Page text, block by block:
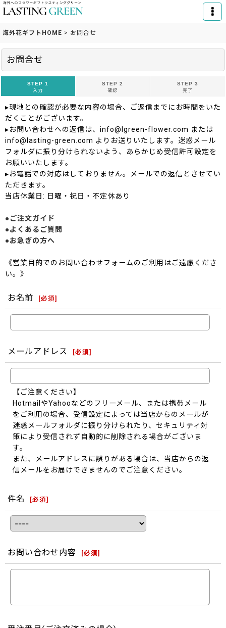
海外花ギフトHOME > お問合せ
お問合せ
STEP 1
入力
STEP 2
確認
STEP 3
完了
▸現地との確認が必要な内容の場合、ご返信までにお時間をいた
だくことがございます。
▸お問い合わせへの返信は、info@lgreen-flower.com または
info@lasting-green.com よりお送りいたします。迷惑メール
フォルダに振り分けられないよう、あらかじめ受信許可設定を
お願いいたします。
▸お電話での対応はしておりません。メールでの返信とさせてい
ただきます。
当店休業日: 日曜・祝日・不定休あり
●ご注文ガイド
●よくあるご質問
●お急ぎの方へ
《営業目的でのお問い合わせフォームのご利用はご遠慮くださ
い。》
お名前 [必須]
メールアドレス [必須]
【ご注意ください】
HotmailやYahooなどのフリーメール、または携帯メール
をご利用の場合、受信設定によっては当店からのメールが
迷惑メールフォルダに振り分けられたり、セキュリティ対
策により受信されず自動的に削除される場合がございま
す。
また、メールアドレスに誤りがある場合は、当店からの返
信メールをお届けできませんのでご注意ください。
件名 [必須]
お問い合わせ内容 [必須]